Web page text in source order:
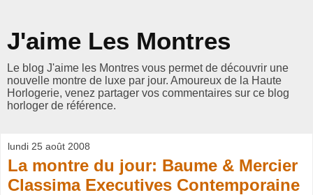
J'aime Les Montres
Le blog J'aime les Montres vous permet de découvrir une
nouvelle montre de luxe par jour. Amoureux de la Haute
Horlogerie, venez partager vos commentaires sur ce blog
horloger de référence.
lundi 25 août 2008
La montre du jour: Baume & Mercier
Classima Executives Contemporaine